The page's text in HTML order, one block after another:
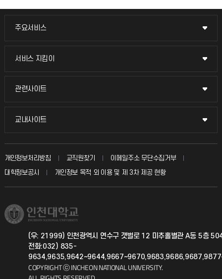
주요서비스
주요서비스
교무회의방송
입학안내
취업정보(학생)
서비스 지킴이
서비스 지킴이
묻고 답하기
칭찬마당
학생서비스 지킴이
관련사이트
관련사이트
국방헬프콜
총동문회
교내사이트
교내사이트
교수회
교육혁신본부
국제지원과
공자아카데미
기초교육원
개인정보처리방침 교직원찾기
이메일주소 무단수집거부
대학정보공시
개인정보 목적 외 이용 및 제 3차 제공 현황
(우: 21999) 인천광역시 연수구 갯벌로 12 미추홀별관 A동 5층
전화:032) 835-
COPYRIGHT ⓒ INCHEON NATIONAL UNIVERSITY.